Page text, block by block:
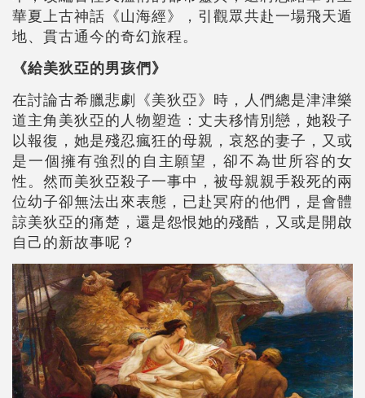
華夏上古神話《山海經》，引觀眾共赴一場飛天遁
地、貫古通今的奇幻旅程。
《給美狄亞的男孩們》
在討論古希臘悲劇《美狄亞》時，人們總是津津樂
道主角美狄亞的人物塑造：丈夫移情別戀，她殺子
以報復，她是殘忍瘋狂的母親，哀怒的妻子，又或
是一個擁有強烈的自主願望，卻不為世所容的女
性。然而美狄亞殺子一事中，被母親親手殺死的兩
位幼子卻無法出來表態，已赴冥府的他們，是會體
諒美狄亞的痛楚，還是怨恨她的殘酷，又或是開啟
自己的新故事呢？